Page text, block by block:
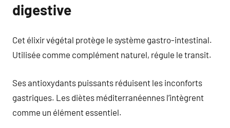
digestive
Cet élixir végétal protège le système gastro-intestinal.
Utilisée comme complément naturel, régule le transit.
Ses antioxydants puissants réduisent les inconforts
gastriques. Les diètes méditerranéennes l’intègrent
comme un élément essentiel.